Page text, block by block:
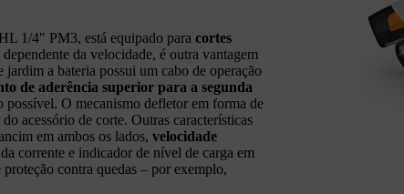
1/4" PM3, está equipado para cortes
da velocidade, é outra vantagem
a bateria possui um cabo de operação
de aderência superior para a segunda
possível. O mecanismo defletor em forma de
acessório de corte. Outras características
em ambos os lados, velocidade
corrente e indicador de nível de carga em
contra quedas – por exemplo,